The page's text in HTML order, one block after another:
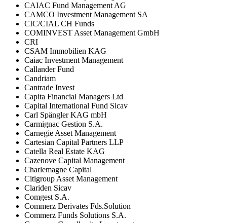
CAIAC Fund Management AG
CAMCO Investment Management SA
CIC/CIAL CH Funds
COMINVEST Asset Management GmbH
CRI
CSAM Immobilien KAG
Caiac Investment Management
Callander Fund
Candriam
Cantrade Invest
Capita Financial Managers Ltd
Capital International Fund Sicav
Carl Spängler KAG mbH
Carmignac Gestion S.A.
Carnegie Asset Management
Cartesian Capital Partners LLP
Catella Real Estate KAG
Cazenove Capital Management
Charlemagne Capital
Citigroup Asset Management
Clariden Sicav
Comgest S.A.
Commerz Derivates Fds.Solution
Commerz Funds Solutions S.A.